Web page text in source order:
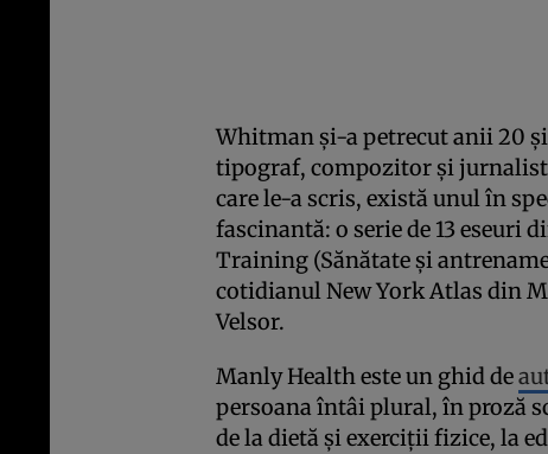
Whitman și-a petrecut anii 20
tipograf, compozitor și
care le-a scris, există unul în
fascinantă: o serie de 13 eseuri
Training (Sănătate și
cotidianul New York Atlas din
Velsor.
Manly Health este un ghid de
persoana întâi plural, în proză
de la dietă și exerciții fizice, la